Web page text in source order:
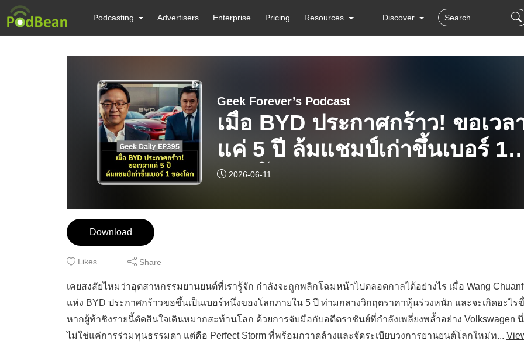
Podcasting Advertisers Enterprise Pricing Resources Discover
Geek Forever’s Podcast
เมื่อ BYD ประกาศกร้าว! ขอเวล
แค่ 5 ปี ล้มแชมป์เก่าขึ้นเบอร์ 1
ของโลก | Geek Daily EP395
2026-06-11
Download
Likes Share
เคยสงสัยไหมว่าอุตสาหกรรมยานยนต์ที่เรารู้จัก กำลังจะถูกพลิกโฉมหน้าไปตลอดกาลได้อย่างไร เมื่อ Wang
แห่ง BYD ประกาศกร้าวขอขึ้นเป็นเบอร์หนึ่งของโลกภายใน 5 ปี ท่ามกลางวิกฤตราคาหุ้นร่วงหนัก และจะเกิดอะไร
หากผู้ท้าชิงรายนี้ตัดสินใจเดินหมากสะท้านโลก ด้วยการจับมือกับอดีตราชันย์ที่กำลังเพลี่ยงพล้ำอย่าง Volkswagen
ไม่ใช่แค่การร่วมทุนธรรมดา แต่คือ Perfect Storm ที่พร้อมกวาดล้างและจัดระเบียบวงการยานยนต์โลกใหม่ท...